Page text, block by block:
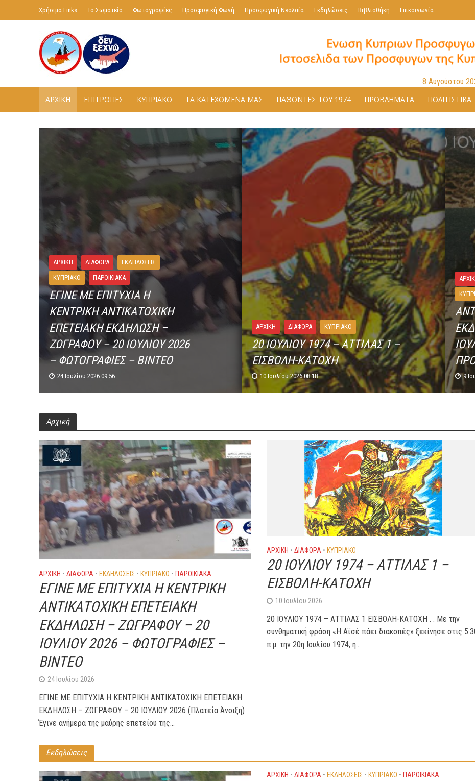
Χρήσιμα Links Το Σωματείο Φωτογραφίες Προσφυγική Φωνή Προσφυγική Νεολαία Εκδηλώσεις Βιβλιοθήκη Επικοινωνία
8 Αυγούστου
ΑΡΧΙΚΗ
ΕΠΙΤΡΟΠΕΣ ΚΥΠΡΙΑΚΟ ΤΑ ΚΑΤΕΧΟΜΕΝΑ ΜΑΣ ΠΑΘΟΝΤΕΣ ΤΟΥ 1974 ΠΡΟΒΛΗΜΑΤΑ ΠΟΛΙΤΙΣΤΙΚΑ
ΑΡΧΙΚΗ ΔΙΆΦΟΡΑ
ΕΚΔΗΛΏΣΕΙΣ
ΚΥΠΡΙΑΚΌ
ΠΑΡΟΙΚΙΑΚΑ
ΕΓΙΝΕ ΜΕ ΕΠΙΤΥΧΙΑ Η
ΚΕΝΤΡΙΚΗ ΑΝΤΙΚΑΤΟΧΙΚΗ
ΕΠΕΤΕΙΑΚΗ ΕΚΔΗΛΩΣΗ –
ΖΩΓΡΑΦΟΥ – 20 ΙΟΥΛΙΟΥ 2026
– ΦΩΤΟΓΡΑΦΙΕΣ – ΒΙΝΤΕΟ
24 Ιουλίου 2026 09:56
ΑΡΧΙΚΗ ΔΙΆΦΟΡΑ ΚΥΠΡΙΑΚΌ
20 ΙΟΥΛΙΟΥ 1974 – ΑΤΤΙΛΑΣ 1 –
ΕΙΣΒΟΛΗ-ΚΑΤΟΧΗ
10 Ιουλίου 2026 08:18 9
Αρχική
ΑΡΧΙΚΗ • ΔΙΆΦΟΡΑ • ΕΚΔΗΛΏΣΕΙΣ • ΚΥΠΡΙΑΚΌ • ΠΑΡΟΙΚΙΑΚΑ
ΕΓΙΝΕ ΜΕ ΕΠΙΤΥΧΙΑ Η ΚΕΝΤΡΙΚΗ
ΑΝΤΙΚΑΤΟΧΙΚΗ ΕΠΕΤΕΙΑΚΗ
ΕΚΔΗΛΩΣΗ – ΖΩΓΡΑΦΟΥ – 20
ΙΟΥΛΙΟΥ 2026 – ΦΩΤΟΓΡΑΦΙΕΣ –
ΒΙΝΤΕΟ
24 Ιουλίου 2026
ΕΓΙΝΕ ΜΕ ΕΠΙΤΥΧΙΑ Η ΚΕΝΤΡΙΚΗ ΑΝΤΙΚΑΤΟΧΙΚΗ ΕΠΕΤΕΙΑΚΗ
ΕΚΔΗΛΩΣΗ – ΖΩΓΡΑΦΟΥ – 20 ΙΟΥΛΙΟΥ 2026 (Πλατεία Άνοιξη)
Έγινε ανήμερα της μαύρης επετείου της...
ΑΡΧΙΚΗ • ΔΙΆΦΟΡΑ • ΚΥΠΡΙΑΚΌ
20 ΙΟΥΛΙΟΥ 1974 – ΑΤΤΙΛΑΣ 1 –
ΕΙΣΒΟΛΗ-ΚΑΤΟΧΗ
10 Ιουλίου 2026
20 ΙΟΥΛΙΟΥ 1974 – ΑΤΤΙΛΑΣ 1 ΕΙΣΒΟΛΗ-ΚΑΤΟΧΗ . . Με την
συνθηματική φράση «Η Αϊσέ πάει διακοπές» ξεκίνησε στις
π.μ. την 20η Ιουλίου 1974, η...
Εκδηλώσεις
ΑΡΧΙΚΗ • ΔΙΆΦΟΡΑ • ΕΚΔΗΛΏΣΕΙΣ • ΚΥΠΡΙΑΚΌ • ΠΑΡΟΙΚΙΑΚΑ